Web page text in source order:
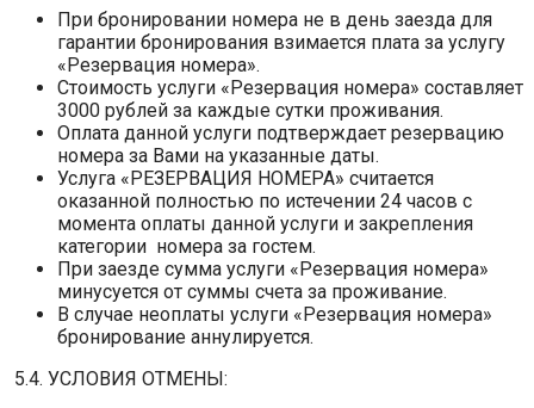
При бронировании номера не в день заезда для
гарантии бронирования взимается плата за услугу
«Резервация номера».
Стоимость услуги «Резервация номера» составляет
3000 рублей за каждые сутки проживания.
Оплата данной услуги подтверждает резервацию
номера за Вами на указанные даты.
Услуга «РЕЗЕРВАЦИЯ НОМЕРА» считается
оказанной полностью по истечении 24 часов с
момента оплаты данной услуги и закрепления
категории номера за гостем.
При заезде сумма услуги «Резервация номера»
минусуется от суммы счета за проживание.
В случае неоплаты услуги «Резервация номера»
бронирование аннулируется.
5.4. УСЛОВИЯ ОТМЕНЫ: